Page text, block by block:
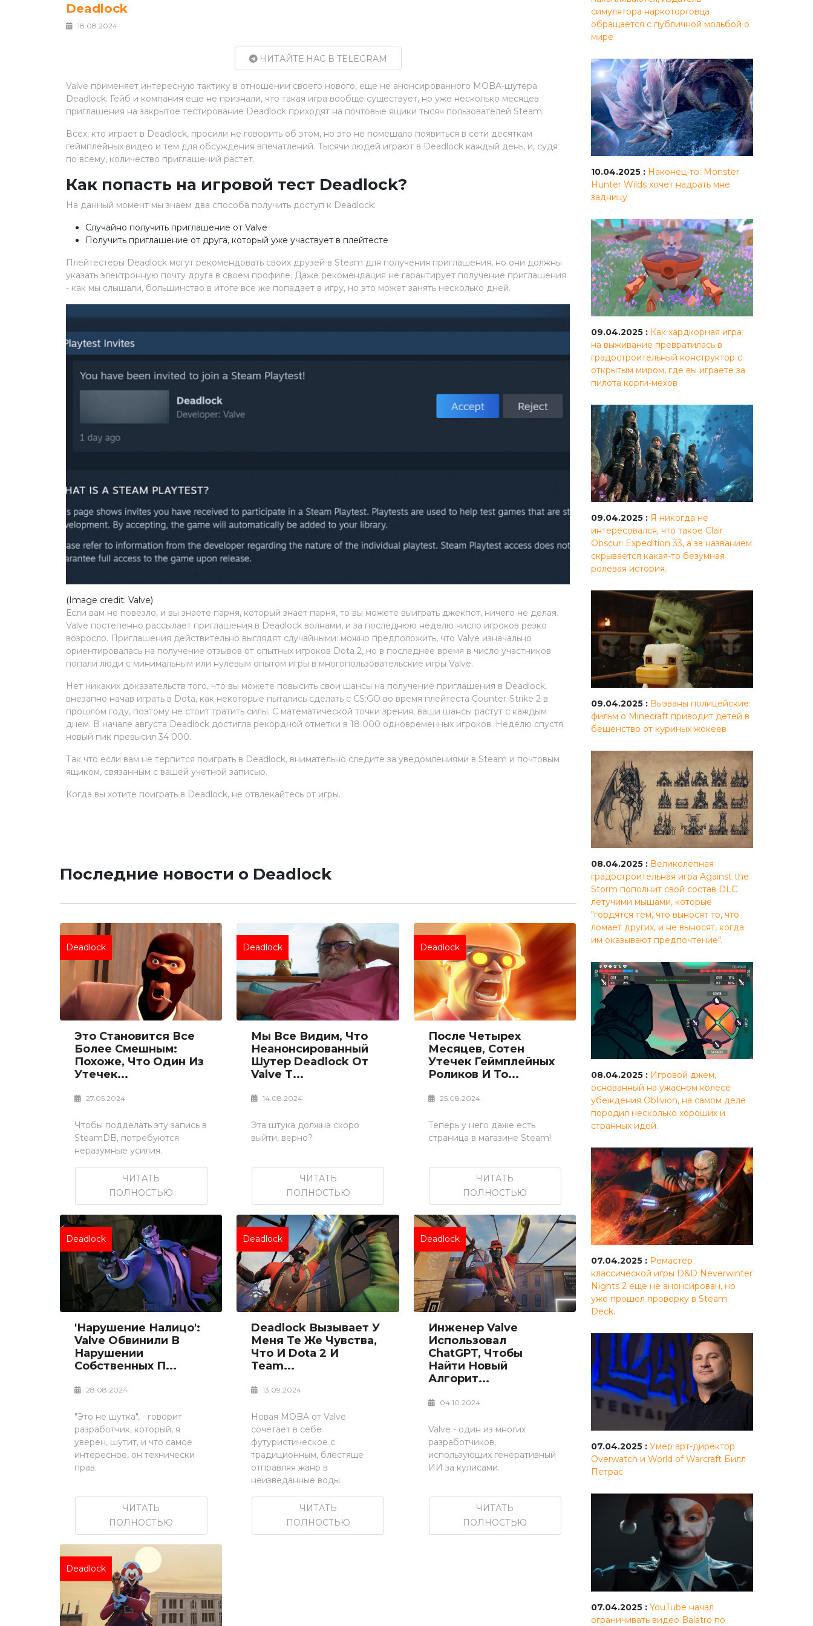
Deadlock
18.08.2024
ЧИТАЙТЕ НАС В TELEGRAM
Valve применяет интересную тактику в отношении своего нового, еще не анонсированного MOBA-шутера
Deadlock. Гейб и компания еще не признали, что такая игра вообще существует, но уже несколько месяцев
приглашения на закрытое тестирование Deadlock приходят на почтовые ящики тысяч пользователей Steam.
Всех, кто играет в Deadlock, просили не говорить об этом, но это не помешало появиться в сети десяткам
геймплейных видео и тем для обсуждения впечатлений. Тысячи людей играют в Deadlock каждый день, и, судя
по всему, количество приглашений растет.
Как попасть на игровой тест Deadlock?
На данный момент мы знаем два способа получить доступ к Deadlock:
Случайно получить приглашение от Valve
Получить приглашение от друга, который уже участвует в плейтесте
Плейтестеры Deadlock могут рекомендовать своих друзей в Steam для получения приглашения, но они должны
указать электронную почту друга в своем профиле. Даже рекомендация не гарантирует получение приглашения
- как мы слышали, большинство в итоге все же попадает в игру, но это может занять несколько дней.
(Image credit: Valve)
Если вам не повезло, и вы знаете парня, который знает парня, то вы можете выиграть джекпот, ничего не делая.
Valve постепенно рассылает приглашения в Deadlock волнами, и за последнюю неделю число игроков резко
возросло. Приглашения действительно выглядят случайными: можно предположить, что Valve изначально
ориентировалась на получение отзывов от опытных игроков Dota 2, но в последнее время в число участников
попали люди с минимальным или нулевым опытом игры в многопользовательские игры Valve.
Нет никаких доказательств того, что вы можете повысить свои шансы на получение приглашения в Deadlock,
внезапно начав играть в Dota, как некоторые пытались сделать с CS:GO во время плейтеста Counter-Strike 2 в
прошлом году, поэтому не стоит тратить силы. С математической точки зрения, ваши шансы растут с каждым
днем. В начале августа Deadlock достигла рекордной отметки в 18 000 одновременных игроков. Неделю спустя
новый пик превысил 34 000.
Так что если вам не терпится поиграть в Deadlock, внимательно следите за уведомлениями в Steam и почтовым
ящиком, связанным с вашей учетной записью.
Когда вы хотите поиграть в Deadlock, не отвлекайтесь от игры.
Последние новости о Deadlock
Deadlock
Это Становится Все
Более Смешным:
Похоже, Что Один Из
Утечек...
27.05.2024
Чтобы подделать эту запись в
SteamDB, потребуются
неразумные усилия.
ЧИТАТЬ
ПОЛНОСТЬЮ
Deadlock
Мы Все Видим, Что
Неанонсированный
Шутер Deadlock От
Valve Т...
14.08.2024
Эта штука должна скоро
выйти, верно?
ЧИТАТЬ
ПОЛНОСТЬЮ
Deadlock
После Четырех
Месяцев, Сотен
Утечек Геймплейных
Роликов И То...
25.08.2024
Теперь у него даже есть
страница в магазине Steam!
ЧИТАТЬ
ПОЛНОСТЬЮ
Deadlock
'Нарушение Налицо':
Valve Обвинили В
Нарушении
Собственных П...
28.08.2024
"Это не шутка", - говорит
разработчик, который, я
уверен, шутит, и что самое
интересное, он технически
прав.
ЧИТАТЬ
ПОЛНОСТЬЮ
Deadlock
Deadlock Вызывает У
Меня Те Же Чувства,
Что И Dota 2 И
Team...
13.09.2024
Новая MOBA от Valve
сочетает в себе
футуристическое с
традиционным, блестяще
отправляя жанр в
неизведанные воды.
ЧИТАТЬ
ПОЛНОСТЬЮ
Deadlock
Инженер Valve
Использовал
ChatGPT, Чтобы
Найти Новый
Алгорит...
04.10.2024
Valve - один из многих
разработчиков,
использующих генеративный
ИИ за кулисами.
ЧИТАТЬ
ПОЛНОСТЬЮ
Deadlock
симулятора наркоторговца
обращается с публичной мольбой о
мире
10.04.2025 : Наконец-то: Monster
Hunter Wilds хочет надрать мне
задницу
09.04.2025 : Как хардкорная игра
на выживание превратилась в
градостроительный конструктор с
открытым миром, где вы играете за
пилота корги-мехов
09.04.2025 : Я никогда не
интересовался, что такое Clair
Obscur: Expedition 33, а за названием
скрывается какая-то безумная
ролевая история.
09.04.2025 : Вызваны полицейские:
фильм о Minecraft приводит детей в
бешенство от куриных жокеев
08.04.2025 : Великолепная
градостроительная игра Against the
Storm пополнит свой состав DLC
летучими мышами, которые
"гордятся тем, что выносят то, что
ломает других, и не выносят, когда
им оказывают предпочтение".
08.04.2025 : Игровой джем,
основанный на ужасном колесе
убеждения Oblivion, на самом деле
породил несколько хороших и
странных идей.
07.04.2025 : Ремастер
классической игры D&D Neverwinter
Nights 2 еще не анонсирован, но
уже прошел проверку в Steam
Deck.
07.04.2025 : Умер арт-директор
Overwatch и World of Warcraft Билл
Петрас
07.04.2025 : YouTube начал
ограничивать видео Balatro по